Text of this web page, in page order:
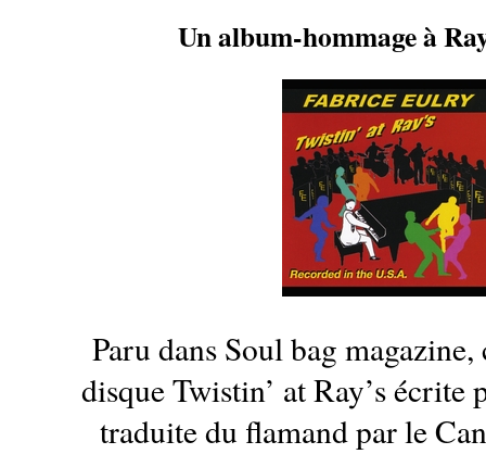
Un album-hommage à
Paru dans Soul bag
disque Twistin’ at Ray’s écrite
traduite du flamand par le